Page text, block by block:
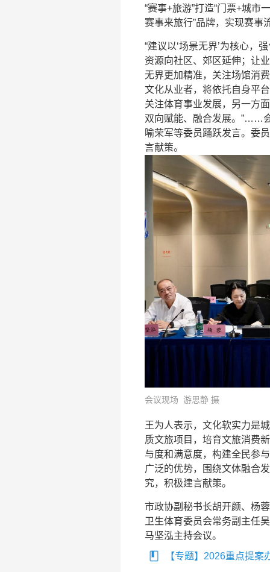
“赛事+旅游”打造“门票+城市
赛事来旅行”品牌，实现赛事
“建议以‘场景无界’为核心，
资源向社区、郊区延伸；让
无界更加精准，关注场馆消
文化从业者，将依托自身平
关注体育事业发展，另一方
双向赋能、融合发展。”……
喻荣军等委员踊跃发言。委
言献策。
会议现场 游思静 摄
王为人表示，文化软实力是
质文旅项目，培育文旅消费
与度和满意度，构建全民参
广泛的优势，围绕文体融合
究，积极建言献策。
市政协副秘书长胡开颜、杨
卫生体育委员会常务副主任
马坚泓主持会议。
【专题】2026重点提案